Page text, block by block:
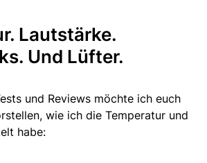
Lautstärke.
Und Lüfter.
und Reviews möchte ich euch
wie ich die Temperatur und
habe: